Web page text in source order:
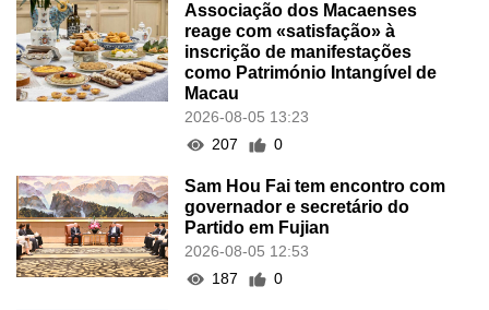
Associação dos Macaenses
reage com «satisfação» à
inscrição de manifestações
como Património Intangível de
Macau
2026-08-05 13:23
207
0
Sam Hou Fai tem encontro com
governador e secretário do
Partido em Fujian
2026-08-05 12:53
187
0